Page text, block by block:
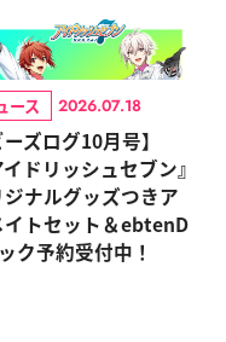
ース 2026.07.18
ーズログ10月号】
イドリッシュセブン』
ジナルグッズつきア
イトセット＆ebtenD
ク予約受付中！